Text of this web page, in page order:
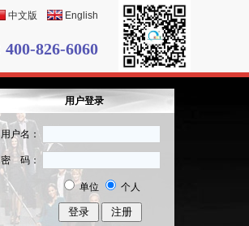
中文版 English
400-826-6060
用户登录
用户名：
密 码：
单位 个人